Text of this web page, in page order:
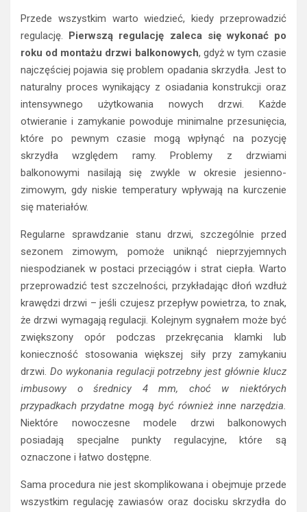
Przede wszystkim warto wiedzieć, kiedy przeprowadzić
regulację. Pierwszą regulację zaleca się wykonać po
roku od montażu drzwi balkonowych, gdyż w tym czasie
najczęściej pojawia się problem opadania skrzydła. Jest to
naturalny proces wynikający z osiadania konstrukcji oraz
intensywnego użytkowania nowych drzwi. Każde
otwieranie i zamykanie powoduje minimalne przesunięcia,
które po pewnym czasie mogą wpłynąć na pozycję
skrzydła względem ramy. Problemy z drzwiami
balkonowymi nasilają się zwykle w okresie jesienno-
zimowym, gdy niskie temperatury wpływają na kurczenie
się materiałów.
Regularne sprawdzanie stanu drzwi, szczególnie przed
sezonem zimowym, pomoże uniknąć nieprzyjemnych
niespodzianek w postaci przeciągów i strat ciepła. Warto
przeprowadzić test szczelności, przykładając dłoń wzdłuż
krawędzi drzwi – jeśli czujesz przepływ powietrza, to znak,
że drzwi wymagają regulacji. Kolejnym sygnałem może być
zwiększony opór podczas przekręcania klamki lub
konieczność stosowania większej siły przy zamykaniu
drzwi. Do wykonania regulacji potrzebny jest głównie klucz
imbusowy o średnicy 4 mm, choć w niektórych
przypadkach przydatne mogą być również inne narzędzia.
Niektóre nowoczesne modele drzwi balkonowych
posiadają specjalne punkty regulacyjne, które są
oznaczone i łatwo dostępne.
Sama procedura nie jest skomplikowana i obejmuje przede
wszystkim regulację zawiasów oraz docisku skrzydła do